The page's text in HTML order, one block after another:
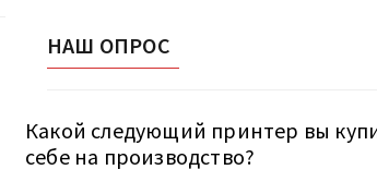
НАШ ОПРОС
Какой следующий принтер вы
себе на производство?